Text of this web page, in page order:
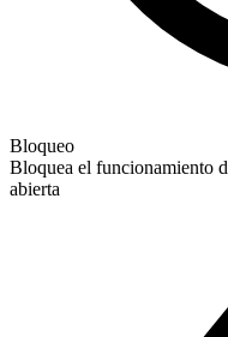
Bloqueo
Bloquea el funcionamiento
abierta